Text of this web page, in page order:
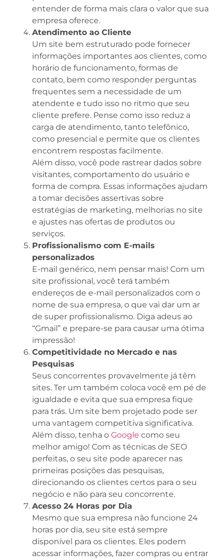
entender de forma mais clara o valor que sua
empresa oferece.
Atendimento ao Cliente
Um site bem estruturado pode fornecer
informações importantes aos clientes, como
horário de funcionamento, formas de
contato, bem como responder perguntas
frequentes sem a necessidade de um
atendente e tudo isso no ritmo que seu
cliente prefere. Pense como isso reduz a
carga de atendimento, tanto telefônico,
como presencial e permite que os clientes
encontrem respostas facilmente.
Além disso, você pode rastrear dados sobre
visitantes, comportamento do usuário e
forma de compra. Essas informações ajudam
a tomar decisões assertivas sobre
estratégias de marketing, melhorias no site
e ajustes nas ofertas de produtos ou
serviços.
Profissionalismo com E-mails
personalizados
E-mail genérico, nem pensar mais! Com um
site profissional, você terá também
endereços de e-mail personalizados com o
nome de sua empresa, o que vai dar um ar
de super profissionalismo. Diga adeus ao
“Gmail” e prepare-se para causar uma ótima
impressão!
Competitividade no Mercado e nas
Pesquisas
Seus concorrentes provavelmente já têm
sites. Ter um também coloca você em pé de
igualdade e evita que sua empresa fique
para trás. Um site bem projetado pode ser
uma vantagem competitiva significativa.
Além disso, tenha o Google como seu
melhor amigo! Com as técnicas de SEO
perfeitas, o seu site pode aparecer nas
primeiras posições das pesquisas,
direcionando os clientes certos para o seu
negócio e não para seu concorrente.
Acesso 24 Horas por Dia
Mesmo que sua empresa não funcione 24
horas por dia, seu site está sempre
disponível para os clientes. Eles podem
acessar informações, fazer compras ou entrar